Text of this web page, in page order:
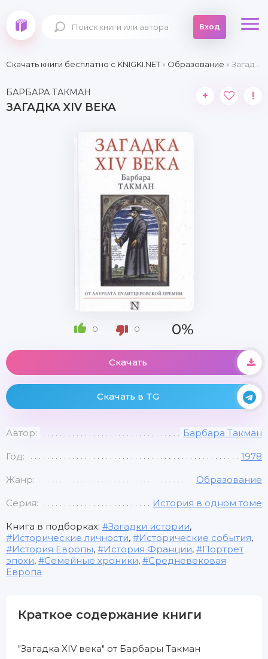
Вход
Скачать книги бесплатно c KNIGKI.NET» Образование » Загадка XIV века
БАРБАРА ТАКМАН
ЗАГАДКА XIV ВЕКА
+ !
0 0 0%
Скачать
Скачать в TG
Автор: Барбара Такман
Год: 1978
Жанр: Образование
Серия: История в одном томе
Книга в подборках: Загадки истории,
Исторические личности, Исторические события,
История Европы, История Франции,
Портрет
эпохи, Семейные хроники,
Средневековая
Европа
Краткое содержание книги
"Загадка XIV века" от Барбары Такман